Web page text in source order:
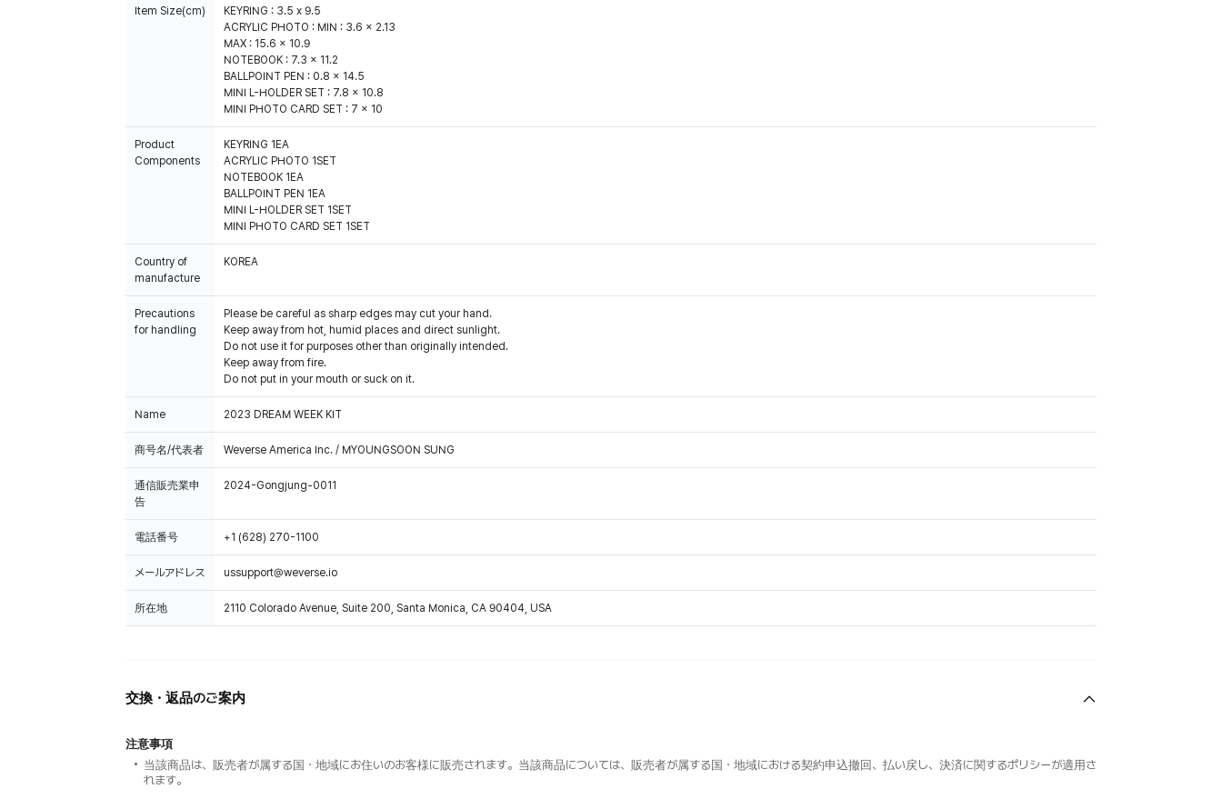
Item Size(cm)
KEYRING : 3.5 x 9.5
ACRYLIC PHOTO : MIN : 3.6 x 2.13
MAX : 15.6 x 10.9
NOTEBOOK : 7.3 x 11.2
BALLPOINT PEN : 0.8 x 14.5
MINI L-HOLDER SET : 7.8 x 10.8
MINI PHOTO CARD SET : 7 x 10
Product
Components
KEYRING 1EA
ACRYLIC PHOTO 1SET
NOTEBOOK 1EA
BALLPOINT PEN 1EA
MINI L-HOLDER SET 1SET
MINI PHOTO CARD SET 1SET
Country of
manufacture
KOREA
Precautions
for handling
Please be careful as sharp edges may cut your hand.
Keep away from hot, humid places and direct sunlight.
Do not use it for purposes other than originally intended.
Keep away from fire.
Do not put in your mouth or suck on it.
Name 2023 DREAM WEEK KIT
商号名/代表者 Weverse America Inc. / MYOUNGSOON SUNG
通信販売業申
告
2024-Gongjung-0011
電話番号 +1 (628) 270-1100
メールアドレス ussupport@weverse.io
所在地 2110 Colorado Avenue, Suite 200, Santa Monica, CA 90404, USA
交換・返品のご案内
注意事項
当該商品は、販売者が属する国・地域にお住いのお客様に販売されます。当該商品については、販売者が属する国・地域における契約申込撤回、払い戻し、決済に関するポリシーが適用さ
れます。